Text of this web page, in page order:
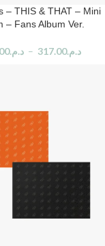
– THIS & THAT – Mini
– Fans Album Ver.
د.م. – د.م.317.00